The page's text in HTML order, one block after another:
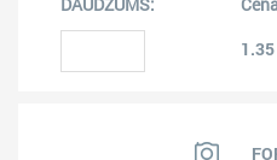
1.35